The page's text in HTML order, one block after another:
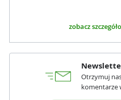
zobacz
Otrzymuj
komentarze